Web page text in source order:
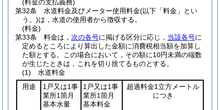
(料金の支払義務)
第32条
水道料金及びメーター使用料金(以下「料金」とい
う。)は，水道の使用者から徴収する。
(料金)
第33条
料金は， 次の各号に掲げる区分に応じ， 当該各号に
定めるところにより算出した金額に消費税相当額を加算し
た額とする。
この場合において，その額に10円未満の端数
が生じたときは，これを切り捨てるものとする。
(1)
水道料金
用途
1戸又は1事
業所1箇月
基本水量
1戸又は1事
業所1箇月
基本料金
超過料金1立方メートル
につき